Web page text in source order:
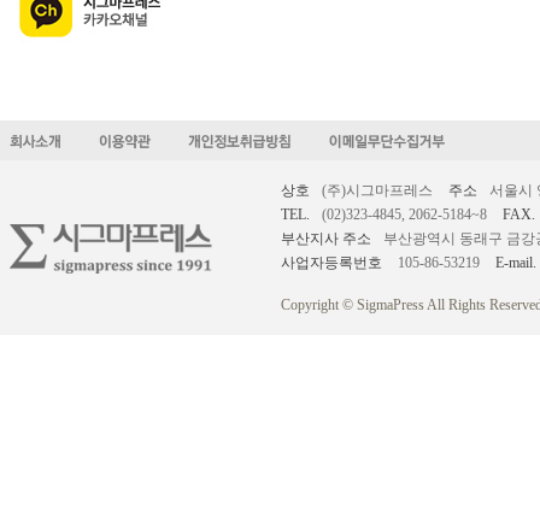
상호 (주)시그마프레스 주소
서울시
TEL.
(02)323-4845, 2062-5184~8
FAX.
부산지사 주소
부산광역시 동래구 금강
사업자등록번호
105-86-53219 E-mail.
Copyright © SigmaPress All Rights